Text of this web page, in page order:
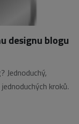
designu blogu
Jednoduchý,
kroků.